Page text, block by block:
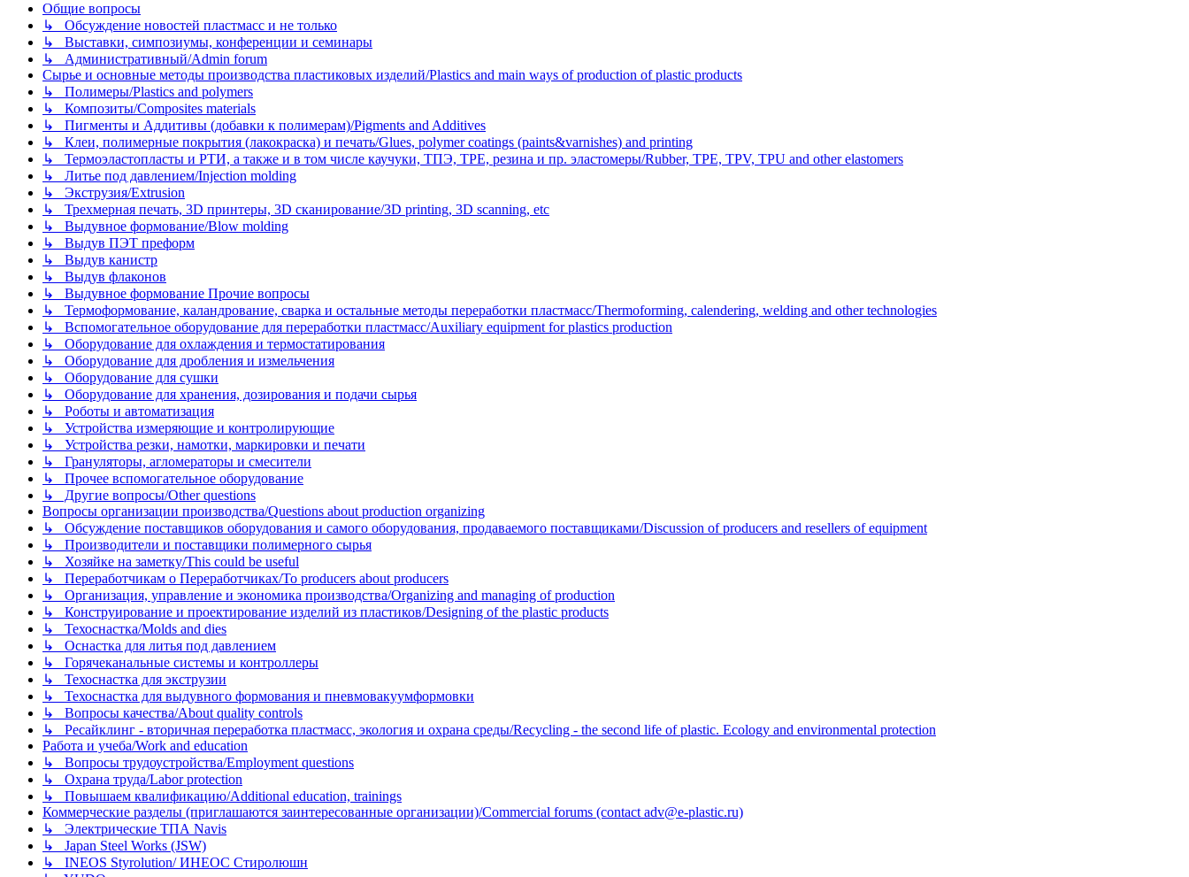
Общие вопросы
↳ Обсуждение новостей пластмасс и не только
↳ Выставки, симпозиумы, конференции и семинары
↳ Административный/Admin forum
Сырье и основные методы производства пластиковых изделий/Plastics and main ways of production of plastic products
↳ Полимеры/Plastics and polymers
↳ Композиты/Сomposites materials
↳ Пигменты и Аддитивы (добавки к полимерам)/Pigments and Additives
↳ Клеи, полимерные покрытия (лакокраска) и печать/Glues, polymer coatings (paints&varnishes) and printing
↳ Термоэластопласты и РТИ, а также и в том числе каучуки, ТПЭ, TPE, резина и пр. эластомеры/Rubber, TPE, TPV, TPU and other elastomers
↳ Литье под давлением/Injection molding
↳ Экструзия/Extrusion
↳ Трехмерная печать, 3D принтеры, 3D сканирование/3D printing, 3D scanning, etc
↳ Выдувное формование/Blow molding
↳ Выдув ПЭТ преформ
↳ Выдув канистр
↳ Выдув флаконов
↳ Выдувное формование Прочие вопросы
↳ Термоформование, каландрование, сварка и остальные методы переработки пластмасс/Thermoforming, calendering, welding and other technologies
↳ Вспомогательное оборудование для переработки пластмасс/Auxiliary equipment for plastics production
↳ Оборудование для охлаждения и термостатирования
↳ Оборудование для дробления и измельчения
↳ Оборудование для сушки
↳ Оборудование для хранения, дозирования и подачи сырья
↳ Роботы и автоматизация
↳ Устройства измеряющие и контролирующие
↳ Устройства резки, намотки, маркировки и печати
↳ Грануляторы, агломераторы и смесители
↳ Прочее вспомогательное оборудование
↳ Другие вопросы/Other questions
Вопросы организации производства/Questions about production organizing
↳ Обсуждение поставщиков оборудования и самого оборудования, продаваемого поставщиками/Discussion of producers and resellers of equipment
↳ Производители и поставщики полимерного сырья
↳ Хозяйке на заметку/This could be useful
↳ Переработчикам о Переработчиках/To producers about producers
↳ Организация, управление и экономика производства/Organizing and managing of production
↳ Конструирование и проектирование изделий из пластиков/Designing of the plastic products
↳ Техоснастка/Molds and dies
↳ Оснастка для литья под давлением
↳ Горячеканальные системы и контроллеры
↳ Техоснастка для экструзии
↳ Техоснастка для выдувного формования и пневмовакуумформовки
↳ Вопросы качества/About quality controls
↳ Ресайклинг - вторичная переработка пластмасс, экология и охрана среды/Recycling - the second life of plastic. Ecology and environmental protection
Работа и учеба/Work and education
↳ Вопросы трудоустройства/Employment questions
↳ Охрана труда/Labor protection
↳ Повышаем квалификацию/Additional education, trainings
Коммерческие разделы (приглашаются заинтересованные организации)/Commercial forums (contact adv@e-plastic.ru)
↳ Электрические ТПА Navis
↳ Japan Steel Works (JSW)
↳ INEOS Styrolution/ ИНЕОС Стиролюшн